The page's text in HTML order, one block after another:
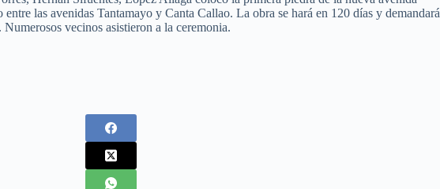
las avenidas Tantamayo y Canta Callao. La obra se hará en 120 días y demandará
vecinos asistieron a la ceremonia.